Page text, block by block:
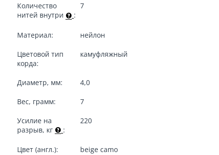
Количество
нитей внутри
:
7
Материал: нейлон
Цветовой тип
корда:
камуфляжный
Диаметр, мм: 4,0
Вес, грамм: 7
Усилие на
разрыв, кг
:
220
Цвет (англ.): beige camo